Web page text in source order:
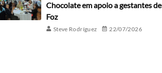
Chocolate em apoio a gestantes de
Foz
Steve Rodríguez 22/07/2026